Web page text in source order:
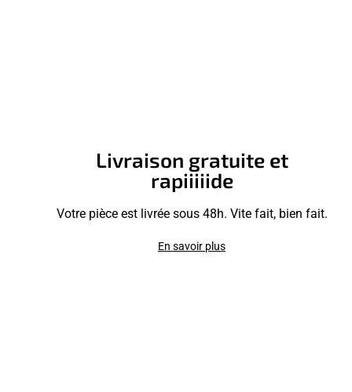
Livraison gratuite et
rapiiiiide
Votre pièce est livrée sous 48h. Vite fait, bien fait.
En savoir plus